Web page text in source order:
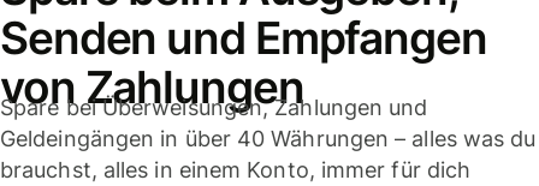
Senden und Empfangen
von Zahlungen
Spare bei Überweisungen, Zahlungen und
Geldeingängen in über 40 Währungen – alles was du
brauchst, alles in einem Konto, immer für dich